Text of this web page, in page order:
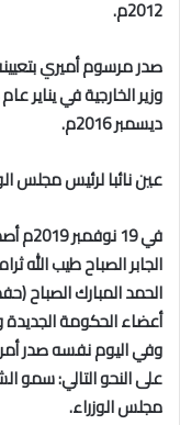
2012م.
صدر مرسوم أميري
ديسمبر 2016م.
عين نائبا لرئيس مجلس
في 19
الجابر الصباح طيب الله
الحمد المبارك الصباح
أعضاء الحكومة
وفي اليوم نفسه صدر
على النحو التالي: سمو
مجلس الوزراء.